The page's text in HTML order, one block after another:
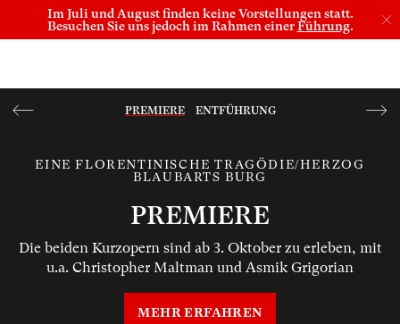
Im Juli und August finden keine Vorstellungen statt.
Besuchen Sie uns jedoch im Rahmen einerFührung.
EINE FLORENTINISCHE TRAGÖDIE/HERZOG
BLAUBARTS BURG
PREMIERE
Die beiden Kurzopern sind ab 3. Oktober zu erleben, mit
u.a. Christopher Maltman und Asmik Grigorian
MEHR ERFAHREN
DIE ENT­FÜHRUNG AUS DEM
SERAIL
Mozarts Oper ab 15. Oktober erleben, mit u. a.: Nikola
Hillebrand, Ilia Staple, Stefan Cerny und Sebastian
PREMIERE ENTFÜHRUNG